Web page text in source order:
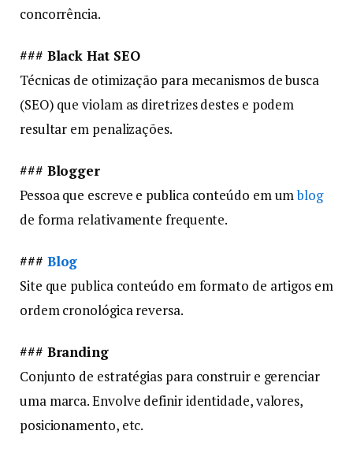
concorrência.
### Black Hat SEO
Técnicas de otimização para mecanismos de busca
(SEO) que violam as diretrizes destes e podem
resultar em penalizações.
### Blogger
Pessoa que escreve e publica conteúdo em umblog
de forma relativamente frequente.
### Blog
Site que publica conteúdo em formato de artigos em
ordem cronológica reversa.
### Branding
Conjunto de estratégias para construir e gerenciar
uma marca. Envolve definir identidade, valores,
posicionamento, etc.